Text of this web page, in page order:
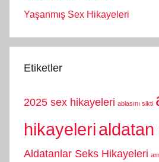
Yaşanmış Sex Hikayeleri
Etiketler
2025 sex hikayeleri ablasını sikti
hikayeleri
Aldatanlar Seks Hikayeleri